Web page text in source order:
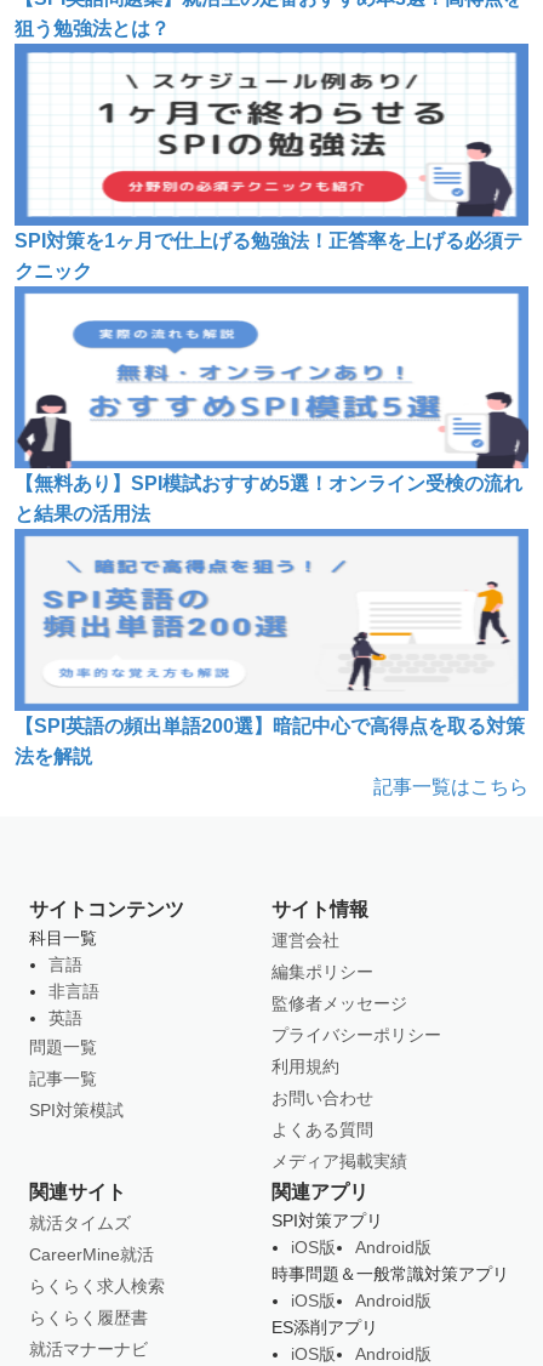
狙う勉強法とは？
SPI対策を1ヶ月で仕上げる勉強法！正答率を上げる必須テ
クニック
【無料あり】SPI模試おすすめ5選！オンライン受検の流れ
と結果の活用法
【SPI英語の頻出単語200選】暗記中心で高得点を取る対策
法を解説
記事一覧はこちら
サイトコンテンツ
科目一覧
言語
非言語
英語
問題一覧
記事一覧
SPI対策模試
サイト情報
運営会社
編集ポリシー
監修者メッセージ
プライバシーポリシー
利用規約
お問い合わせ
よくある質問
メディア掲載実績
関連サイト
就活タイムズ
CareerMine就活
らくらく求人検索
らくらく履歴書
就活マナーナビ
関連アプリ
SPI対策アプリ
iOS版
Android版
時事問題＆一般常識対策アプリ
iOS版
Android版
ES添削アプリ
iOS版
Android版